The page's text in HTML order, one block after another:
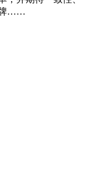
牌……